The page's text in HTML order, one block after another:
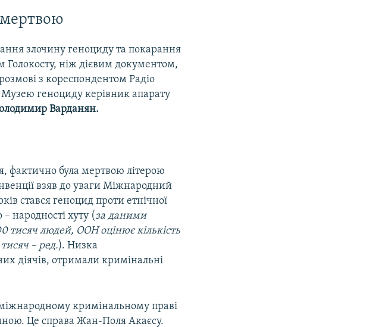
злочину геноциду та покарання
Голокосту, ніж дієвим документом,
з кореспондентом Радіо
геноциду керівник апарату
Варданян.
фактично була мертвою літерою
взяв до уваги Міжнародний
стався геноцид проти етнічної
народності хуту (за даними
тисяч людей, ООН оцінює кількість
– ред.). Низка
діячів, отримали кримінальні
кримінальному праві
Це справа Жан-Поля Акаєсу.